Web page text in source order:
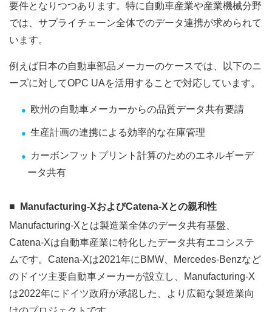
要件となりつつあります。特に自動車産業や産業機械分野
では、サプライチェーン全体でのデータ連携が求められて
います。
例えば日本の自動車部品メーカーのケースでは、以下のニ
ーズに対してOPC UAを活用することで対応しています。
欧州の自動車メーカーからの品質データ共有要請
生産計画の連携による効率的な在庫管理
カーボンフットプリント計算のためのエネルギーデ
ータ共有
Manufacturing-XおよびCatena-Xとの親和性
Manufacturing-Xとは製造業全体のデータ共有基盤、
Catena-Xは自動車産業に特化したデータ共有エコシステ
ムです。Catena-Xは2021年にBMW、Mercedes-Benzなど
のドイツ主要自動車メーカーが設立し、Manufacturing-X
は2022年にドイツ政府が承認した、より広範な製造業向